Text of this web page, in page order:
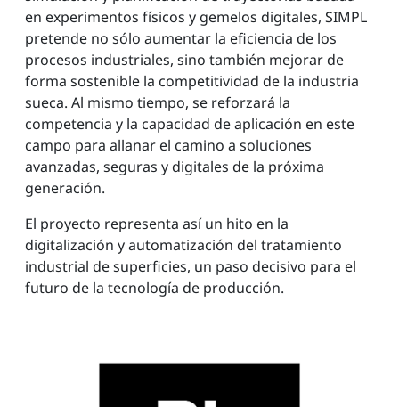
en experimentos físicos y gemelos digitales, SIMPL
pretende no sólo aumentar la eficiencia de los
procesos industriales, sino también mejorar de
forma sostenible la competitividad de la industria
sueca. Al mismo tiempo, se reforzará la
competencia y la capacidad de aplicación en este
campo para allanar el camino a soluciones
avanzadas, seguras y digitales de la próxima
generación.
El proyecto representa así un hito en la
digitalización y automatización del tratamiento
industrial de superficies, un paso decisivo para el
futuro de la tecnología de producción.